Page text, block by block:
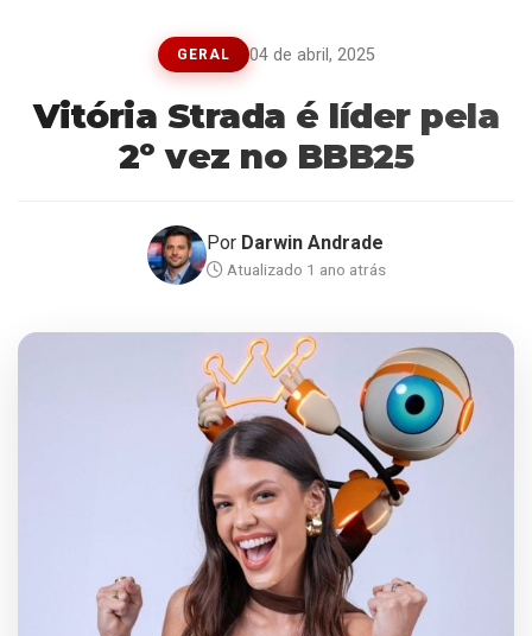
GERAL 04 de abril, 2025
Vitória Strada é líder pela
2º vez no BBB25
Por Darwin Andrade
Atualizado 1 ano atrás